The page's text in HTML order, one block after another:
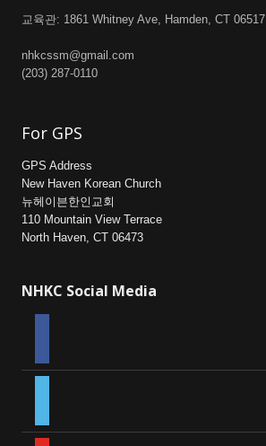
교육관: 1861 Whitney Ave, Hamden, CT 06517
nhkcssm@gmail.com
(203) 287-0110
For GPS
GPS Address
New Haven Korean Church
뉴헤이븐한인교회
110 Mountain View Terrace
North Haven, CT 06473
NHKC Social Media